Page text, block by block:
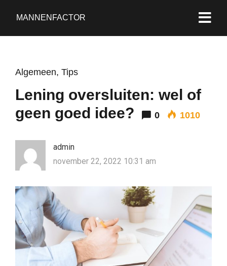
MANNENFACTOR
Algemeen, Tips
Lening oversluiten: wel of
geen goed idee?
0 1010
admin
november 22, 2022 10:31 am